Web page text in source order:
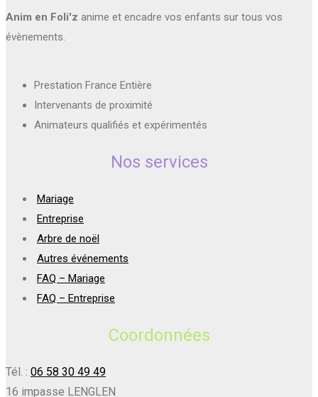
Anim en Foli'z anime et encadre vos enfants sur tous vos
évènements.
Prestation France Entière
Intervenants de proximité
Animateurs qualifiés et expérimentés
Nos services
Mariage
Entreprise
Arbre de noël
Autres événements
FAQ – Mariage
FAQ – Entreprise
Coordonnées
Tél. : 06 58 30 49 49
16 impasse LENGLEN